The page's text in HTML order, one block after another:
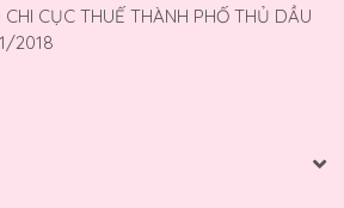
CỤC THUẾ THÀNH PHỐ THỦ DẦU
2018